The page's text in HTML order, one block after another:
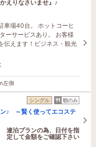
えりなさいませ』♪
車場40台。 ホットコーヒ
ーサービスあり。 お客様
伝えます！ビジネス・観光
左側
シングル 朝のみ
♪ ～賢く使ってエコステ
連泊プランの為、日付を指
定して金額をご確認下さい